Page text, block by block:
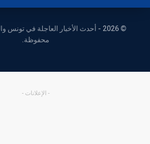
© 2026 - أحدث الأخبار العاجلة في
محفوظة.
- الإعلانات -